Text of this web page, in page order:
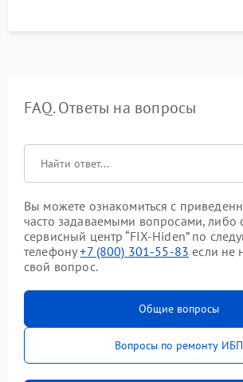
FAQ. Ответы на вопросы
Вы можете ознакомиться с
часто задаваемыми вопросами, либо
сервисный центр “FIX-Hiden” по
телефону+7 (800) 301-55-83 если не
свой вопрос.
Общие вопросы
Вопросы по ремонту ИБП